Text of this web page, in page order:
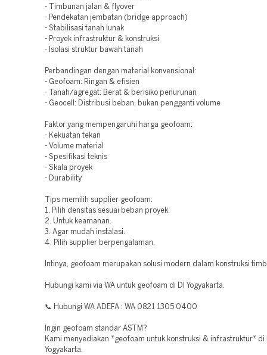
- Timbunan jalan & flyover
- Pendekatan jembatan (bridge approach)
- Stabilisasi tanah lunak
- Proyek infrastruktur & konstruksi
- Isolasi struktur bawah tanah
Perbandingan dengan material konvensional:
- Geofoam: Ringan & efisien
- Tanah/agregat: Berat & berisiko penurunan
- Geocell: Distribusi beban, bukan pengganti volume
Faktor yang mempengaruhi harga geofoam:
- Kekuatan tekan
- Volume material
- Spesifikasi teknis
- Skala proyek
- Durability
Tips memilih supplier geofoam:
1. Pilih densitas sesuai beban proyek.
2. Untuk keamanan.
3. Agar mudah instalasi.
4. Pilih supplier berpengalaman.
Intinya, geofoam merupakan solusi modern dalam konstruksi
Hubungi kami via WA untuk geofoam di DI Yogyakarta.
📞 Hubungi WA ADEFA : WA 0821 1305 0400
Ingin geofoam standar ASTM?
Kami menyediakan *geofoam untuk konstruksi & infrastruktur* di
Yogyakarta.